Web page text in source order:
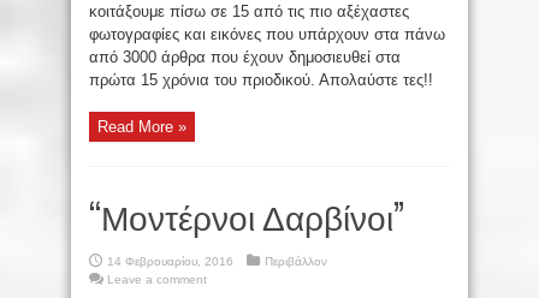
κοιτάξουμε πίσω σε 15 από τις πιο αξέχαστες
φωτογραφίες και εικόνες που υπάρχουν στα πάνω
από 3000 άρθρα που έχουν δημοσιευθεί στα
πρώτα 15 χρόνια του πριοδικού. Απολαύστε τες!!
Read More »
“Μοντέρνοι Δαρβίνοι”
14 Φεβρουαρίου, 2016
Περιβάλλον
Leave a comment